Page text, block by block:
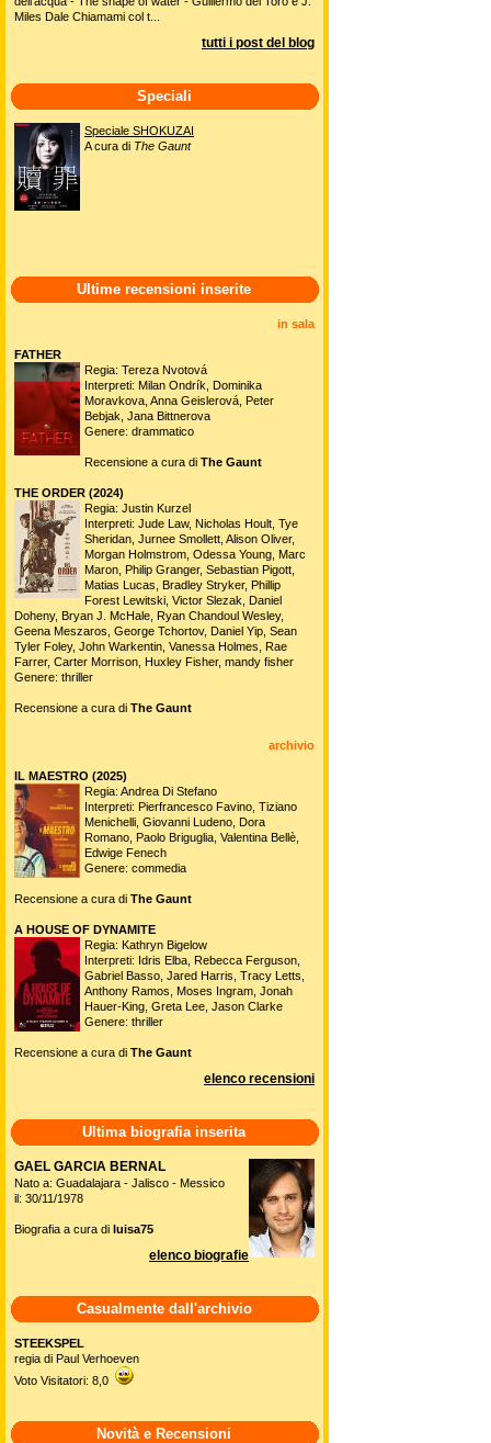
Miles Dale Chiamami col t...
tutti i post del blog
Speciali
Speciale SHOKUZAI
A cura di The Gaunt
Ultime recensioni inserite
in sala
FATHER
Regia: Tereza Nvotová
Interpreti: Milan Ondrík, Dominika
Moravkova, Anna Geislerová, Peter
Bebjak, Jana Bittnerova
Genere: drammatico
Recensione a cura di The Gaunt
THE ORDER (2024)
Regia: Justin Kurzel
Interpreti: Jude Law, Nicholas Hoult, Tye
Sheridan, Jurnee Smollett, Alison Oliver,
Morgan Holmstrom, Odessa Young, Marc
Maron, Philip Granger, Sebastian Pigott,
Matias Lucas, Bradley Stryker, Phillip
Forest Lewitski, Victor Slezak, Daniel
Doheny, Bryan J. McHale, Ryan Chandoul Wesley,
Geena Meszaros, George Tchortov, Daniel Yip, Sean
Tyler Foley, John Warkentin, Vanessa Holmes, Rae
Farrer, Carter Morrison, Huxley Fisher, mandy fisher
Genere: thriller
Recensione a cura di The Gaunt
archivio
IL MAESTRO (2025)
Regia: Andrea Di Stefano
Interpreti: Pierfrancesco Favino, Tiziano
Menichelli, Giovanni Ludeno, Dora
Romano, Paolo Briguglia, Valentina Bellè,
Edwige Fenech
Genere: commedia
Recensione a cura di The Gaunt
A HOUSE OF DYNAMITE
Regia: Kathryn Bigelow
Interpreti: Idris Elba, Rebecca Ferguson,
Gabriel Basso, Jared Harris, Tracy Letts,
Anthony Ramos, Moses Ingram, Jonah
Hauer-King, Greta Lee, Jason Clarke
Genere: thriller
Recensione a cura di The Gaunt
elenco recensioni
Ultima biografia inserita
GAEL GARCIA BERNAL
Nato a: Guadalajara - Jalisco - Messico
il: 30/11/1978
Biografia a cura di luisa75
elenco biografie
Casualmente dall'archivio
STEEKSPEL
regia di Paul Verhoeven
Voto Visitatori: 8,0
Novità e Recensioni